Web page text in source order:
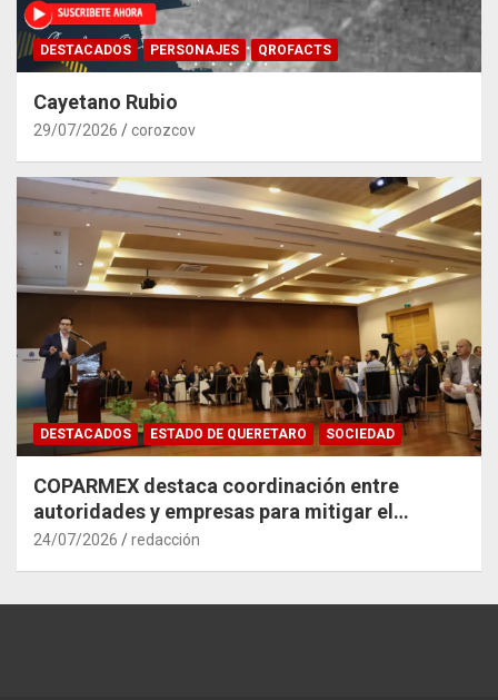
DESTACADOS PERSONAJES QROFACTS
Cayetano Rubio
29/07/2026 corozcov
DESTACADOS ESTADO DE QUERETARO SOCIEDAD
COPARMEX destaca coordinación entre
autoridades y empresas para mitigar el
impacto del Tren México–Querétaro
24/07/2026 redacción